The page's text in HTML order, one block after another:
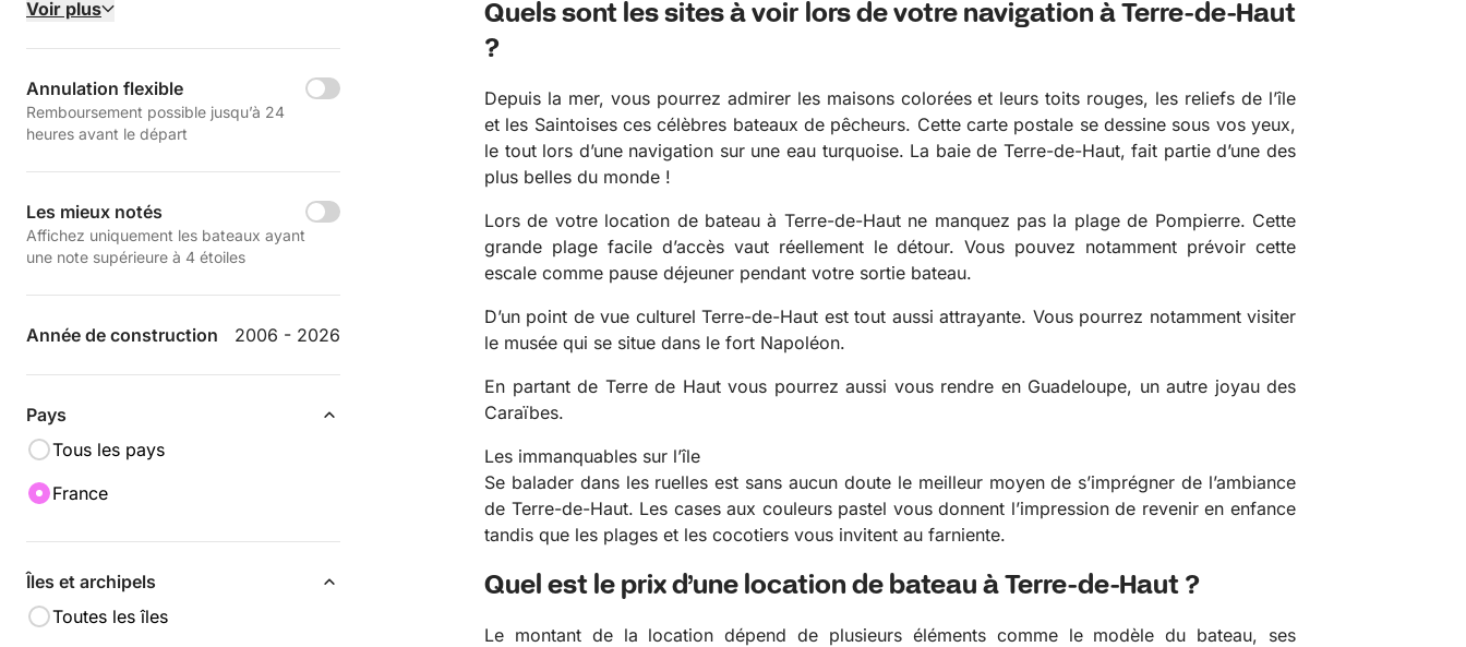
Voir plus
Annulation flexible
Remboursement possible jusqu’à 24
heures avant le départ
Les mieux notés
Affichez uniquement les bateaux ayant
une note supérieure à 4 étoiles
Année de construction 2006 - 2026
Pays
Tous les pays
France
Îles et archipels
Toutes les îles
Quels sont les sites à voir lors de votre navigation à Terre-de-Haut
?
Depuis la mer, vous pourrez admirer les maisons colorées et leurs toits rouges, les reliefs de l’île
et les Saintoises ces célèbres bateaux de pêcheurs. Cette carte postale se dessine sous vos yeux,
le tout lors d’une navigation sur une eau turquoise. La baie de Terre-de-Haut, fait partie d’une des
plus belles du monde !
Lors de votre location de bateau à Terre-de-Haut ne manquez pas la plage de Pompierre. Cette
grande plage facile d’accès vaut réellement le détour. Vous pouvez notamment prévoir cette
escale comme pause déjeuner pendant votre sortie bateau.
D’un point de vue culturel Terre-de-Haut est tout aussi attrayante. Vous pourrez notamment visiter
le musée qui se situe dans le fort Napoléon.
En partant de Terre de Haut vous pourrez aussi vous rendre en Guadeloupe, un autre joyau des
Caraïbes.
Les immanquables sur l’île
Se balader dans les ruelles est sans aucun doute le meilleur moyen de s’imprégner de l’ambiance
de Terre-de-Haut. Les cases aux couleurs pastel vous donnent l’impression de revenir en enfance
tandis que les plages et les cocotiers vous invitent au farniente.
Quel est le prix d’une location de bateau à Terre-de-Haut ?
Le montant de la location dépend de plusieurs éléments comme le modèle du bateau, ses